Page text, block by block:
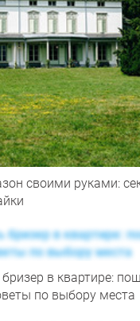
своими руками:
в квартире:
по выбору места